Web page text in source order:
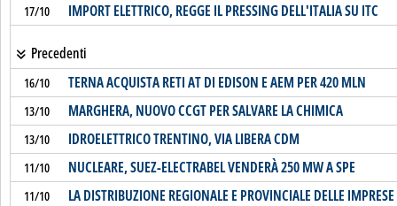
17/10 IMPORT ELETTRICO, REGGE IL PRESSING DELL'ITALIA SU ITC
Precedenti
16/10 TERNA ACQUISTA RETI AT DI EDISON E AEM PER 420 MLN
13/10 MARGHERA, NUOVO CCGT PER SALVARE LA CHIMICA
13/10 IDROELETTRICO TRENTINO, VIA LIBERA CDM
11/10 NUCLEARE, SUEZ-ELECTRABEL VENDERÀ 250 MW A SPE
11/10 LA DISTRIBUZIONE REGIONALE E PROVINCIALE DELLE IMPRESE